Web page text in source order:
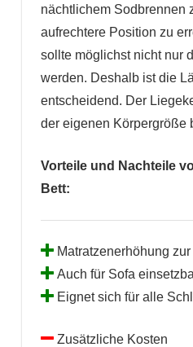
nächtlichem Sodbrennen
aufrechtere Position zu
sollte möglichst nicht nur
werden. Deshalb ist die
entscheidend. Der
der eigenen Körpergröße
Vorteile und Nachteile
Bett:
Matratzenerhöhung
Auch für Sofa
Eignet sich für alle
Zusätzliche Kosten